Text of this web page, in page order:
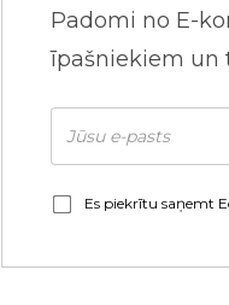
Padomi no E-
īpašniekiem un
Es piekrītu saņemt